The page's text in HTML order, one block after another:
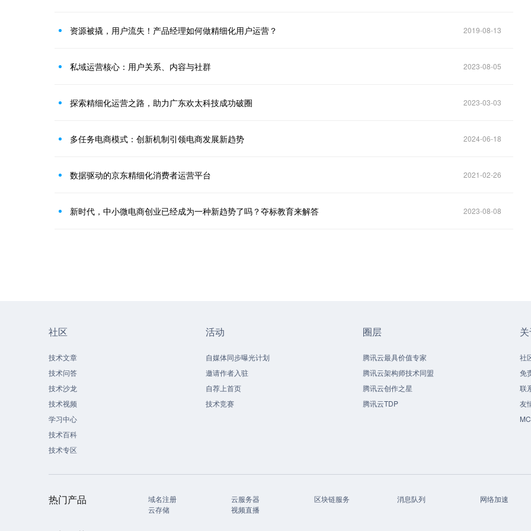
资源被撬，用户流失！产品经理如何做精细化用户运营？ 2019-08-13
私域运营核心：用户关系、内容与社群 2023-08-05
探索精细化运营之路，助力广东欢太科技成功破圈 2023-03-03
多任务电商模式：创新机制引领电商发展新趋势 2024-06-18
数据驱动的京东精细化消费者运营平台 2021-02-26
新时代，中小微电商创业已经成为一种新趋势了吗？夺标教育来解答 2023-08-08
社区
技术文章
技术问答
技术沙龙
技术视频
学习中心
技术百科
技术专区
活动
自媒体同步曝光计划
邀请作者入驻
自荐上首页
技术竞赛
圈层
腾讯云最具价值专家
腾讯云架构师技术同盟
腾讯云创作之星
腾讯云TDP
社
免
联
友
热门产品 域名注册 云服务器 区块链服务 消息队列
网络加速
云存储
视频直播